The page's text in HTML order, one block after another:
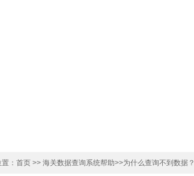
： 首页 >> 海关数据查询系统帮助>>为什么查询不到数据？